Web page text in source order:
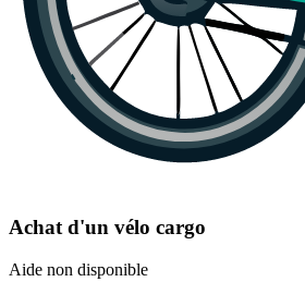
Achat d'un vélo cargo
Aide non disponible